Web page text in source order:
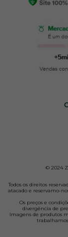
© 2024
Todos os direitos
atacado e reservamo-
Os preços e
divergência de
Imagens de produtos